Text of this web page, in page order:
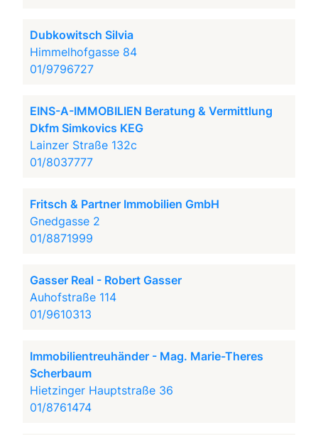
Dubkowitsch Silvia
Himmelhofgasse 84
01/9796727
EINS-A-IMMOBILIEN Beratung & Vermittlung
Dkfm Simkovics KEG
Lainzer Straße 132c
01/8037777
Fritsch & Partner Immobilien GmbH
Gnedgasse 2
01/8871999
Gasser Real - Robert Gasser
Auhofstraße 114
01/9610313
Immobilientreuhänder - Mag. Marie-Theres
Scherbaum
Hietzinger Hauptstraße 36
01/8761474